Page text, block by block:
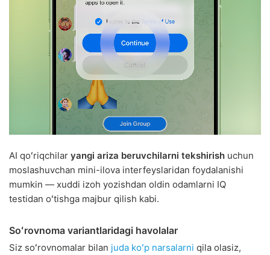
AI qoʻriqchilar yangi ariza beruvchilarni tekshirish uchun
moslashuvchan mini-ilova interfeyslaridan foydalanishi
mumkin — xuddi izoh yozishdan oldin odamlarni IQ
testidan oʻtishga majbur qilish kabi.
Soʻrovnoma variantlaridagi havolalar
Siz soʻrovnomalar bilan juda koʻp narsalarni qila olasiz,